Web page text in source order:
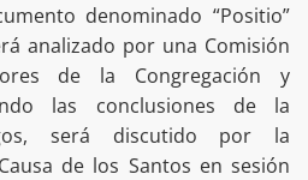
denominado “Positio”
analizado por una Comisión
de la Congregación y
las conclusiones de la
será discutido por la
de los Santos en sesión